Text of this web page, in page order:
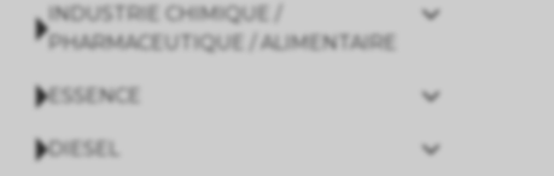
INDUSTRIE CHIMIQUE /
PHARMACEUTIQUE / ALIMENTAIRE
ESSENCE
DIESEL